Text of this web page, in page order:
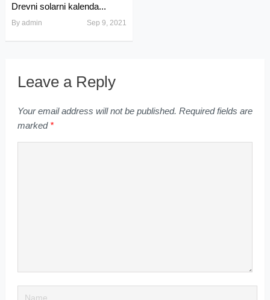
Drevni solarni kalenda...
By admin Sep 9, 2021
Leave a Reply
Your email address will not be published. Required fields are
marked *